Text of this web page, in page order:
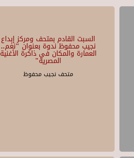
السبت القادم بمتحف ومركز إبداع
نجيب محفوظ ندوة بعنوان "نغم..
العمارة والمكان في ذاكرة الأغنية
المصرية"
متحف نجيب محفوظ